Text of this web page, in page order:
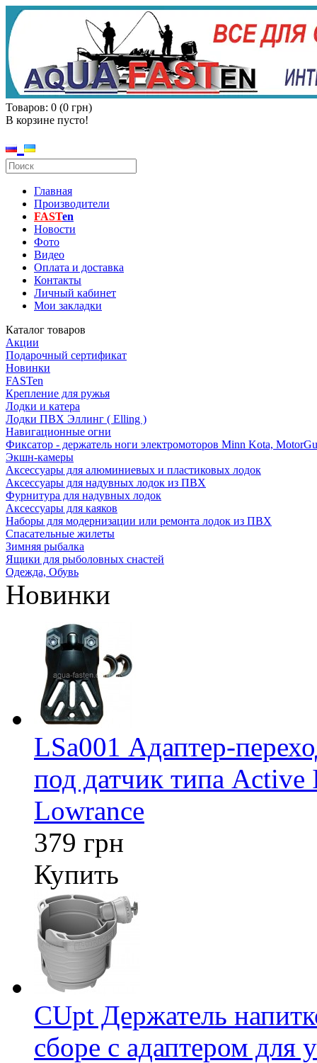
Товаров: 0 (0 грн)
В корзине пусто!
Главная
Производители
FASTen
Новости
Фото
Видео
Оплата и доставка
Контакты
Личный кабинет
Мои закладки
Каталог товаров
Акции
Подарочный сертификат
Новинки
FASTen
Крепление для ружья
Лодки и катера
Лодки ПВХ Эллинг ( Elling )
Навигационные огни
Фиксатор - держатель ноги электромоторов Minn Kota,
Экшн-камеры
Аксессуары для алюминиевых и пластиковых лодок
Аксессуары для надувных лодок из ПВХ
Фурнитура для надувных лодок
Аксессуары для каяков
Наборы для модернизации или ремонта лодок из ПВХ
Спасательные жилеты
Зимняя рыбалка
Ящики для рыболовных снастей
Одежда, Обувь
Новинки
LSa001 Адаптер-
под датчик типа Active
Lowrance
379 грн
Купить
CUpt Держатель
сборе с адаптером для